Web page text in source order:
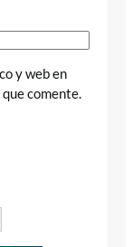
y web en
comente.